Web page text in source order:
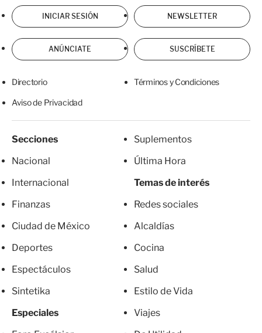
INICIAR SESIÓN NEWSLETTER
ANÚNCIATE SUSCRÍBETE
Directorio Términos y Condiciones
Aviso de Privacidad
Secciones
Nacional
Internacional
Finanzas
Ciudad de México
Deportes
Espectáculos
Sintetika
Especiales
Suplementos
Última Hora
Temas de interés
Redes sociales
Alcaldías
Cocina
Salud
Estilo de Vida
Viajes